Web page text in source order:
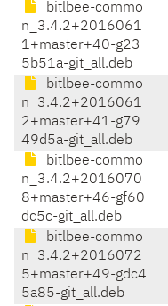
bitlbee-commo
n_3.4.2+2016061
1+master+40-g23
5b51a-git_all.deb
bitlbee-commo
n_3.4.2+2016061
2+master+41-g79
49d5a-git_all.deb
bitlbee-commo
n_3.4.2+2016070
8+master+46-gf60
dc5c-git_all.deb
bitlbee-commo
n_3.4.2+2016072
5+master+49-gdc4
5a85-git_all.deb